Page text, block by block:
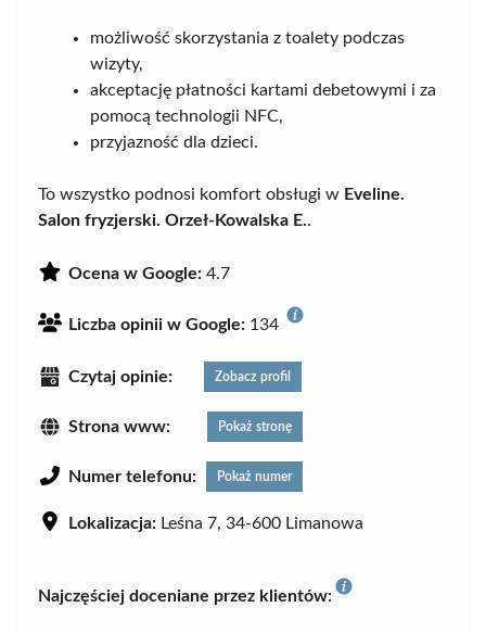
możliwość skorzystania z toalety podczas
wizyty,
akceptację płatności kartami debetowymi i za
pomocą technologii NFC,
przyjazność dla dzieci.
To wszystko podnosi komfort obsługi w Eveline.
Salon fryzjerski. Orzeł-Kowalska E..
Ocena w Google: 4.7
Liczba opinii w Google: 134
Czytaj opinie: Zobacz profil
Strona www: Pokaż stronę
Numer telefonu: Pokaż numer
Lokalizacja: Leśna 7, 34-600 Limanowa
Najczęściej doceniane przez klientów: